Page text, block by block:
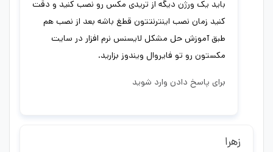
باید یک ورژن دیگه از تریدی مکس رو نصب کنید و دقت
کنید زمان نصب اینترنتتون قطغ باشه بعد از نصب هم
طبق آموزش حل مشکل لایسنس نرم افزار در سایت
مکستون رو تو فایروال ویندوز بزارید.
برای پاسخ دادن وارد شوید
زهرا